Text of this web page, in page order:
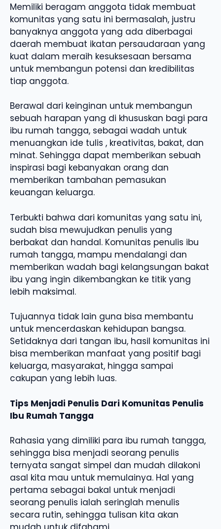
Memiliki beragam anggota tidak membuat
komunitas yang satu ini bermasalah, justru
banyaknya anggota yang ada diberbagai
daerah membuat ikatan persaudaraan yang
kuat dalam meraih kesuksesaan bersama
untuk membangun potensi dan kredibilitas
tiap anggota.
Berawal dari keinginan untuk membangun
sebuah harapan yang di khususkan bagi para
ibu rumah tangga, sebagai wadah untuk
menuangkan ide tulis , kreativitas, bakat, dan
minat. Sehingga dapat memberikan sebuah
inspirasi bagi kebanyakan orang dan
memberikan tambahan pemasukan
keuangan keluarga.
Terbukti bahwa dari komunitas yang satu ini,
sudah bisa mewujudkan penulis yang
berbakat dan handal. Komunitas penulis ibu
rumah tangga, mampu mendalangi dan
memberikan wadah bagi kelangsungan bakat
ibu yang ingin dikembangkan ke titik yang
lebih maksimal.
Tujuannya tidak lain guna bisa membantu
untuk mencerdaskan kehidupan bangsa.
Setidaknya dari tangan ibu, hasil komunitas ini
bisa memberikan manfaat yang positif bagi
keluarga, masyarakat, hingga sampai
cakupan yang lebih luas.
Tips Menjadi Penulis Dari Komunitas Penulis
Ibu Rumah Tangga
Rahasia yang dimiliki para ibu rumah tangga,
sehingga bisa menjadi seorang penulis
ternyata sangat simpel dan mudah dilakoni
asal kita mau untuk memulainya. Hal yang
pertama sebagai bakal untuk menjadi
seorang penulis ialah seringlah menulis
secara rutin, sehingga tulisan kita akan